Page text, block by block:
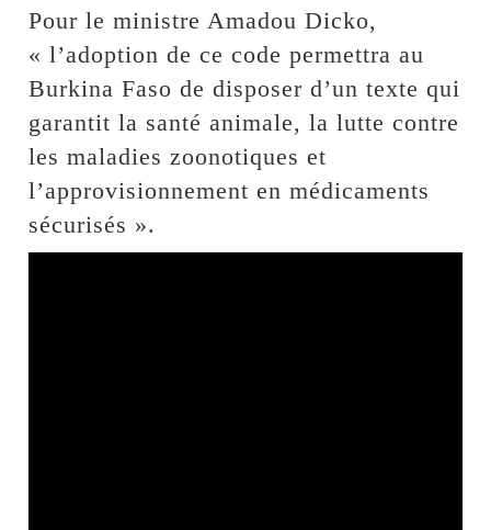
Pour le ministre Amadou Dicko,
« l’adoption de ce code permettra au
Burkina Faso de disposer d’un texte qui
garantit la santé animale, la lutte contre
les maladies zoonotiques et
l’approvisionnement en médicaments
sécurisés ».